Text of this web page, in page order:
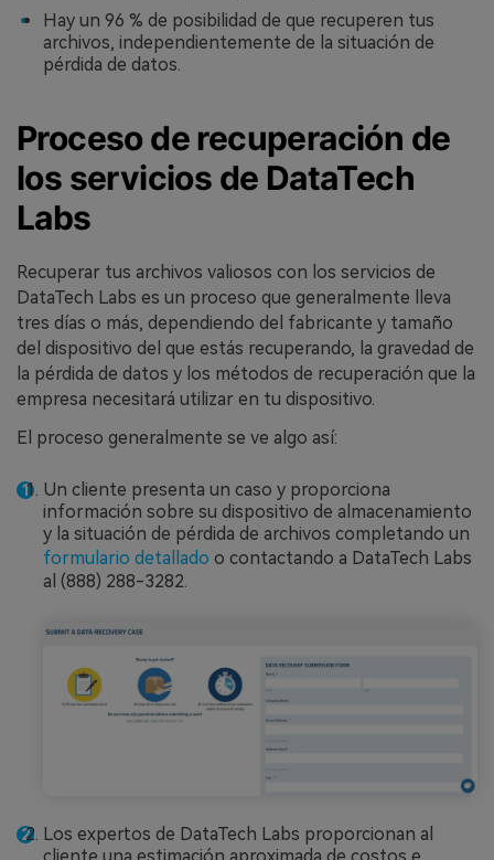
Hay un 96 % de posibilidad de que recuperen tus
archivos, independientemente de la situación de
pérdida de datos.
Proceso de recuperación de
los servicios de DataTech
Labs
Recuperar tus archivos valiosos con los servicios de
DataTech Labs es un proceso que generalmente lleva
tres días o más, dependiendo del fabricante y tamaño
del dispositivo del que estás recuperando, la gravedad de
la pérdida de datos y los métodos de recuperación que la
empresa necesitará utilizar en tu dispositivo.
El proceso generalmente se ve algo así:
Un cliente presenta un caso y proporciona
información sobre su dispositivo de almacenamiento
y la situación de pérdida de archivos completando un
formulario detallado o contactando a DataTech Labs
al (888) 288-3282.
Los expertos de DataTech Labs proporcionan al